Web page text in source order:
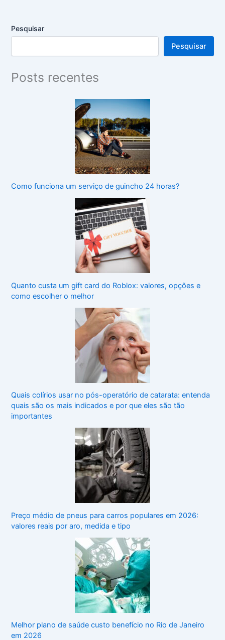
Pesquisar
Pesquisar
Posts recentes
Como funciona um serviço de guincho 24 horas?
Quanto custa um gift card do Roblox: valores, opções e
como escolher o melhor
Quais colírios usar no pós-operatório de catarata: entenda
quais são os mais indicados e por que eles são tão
importantes
Preço médio de pneus para carros populares em 2026:
valores reais por aro, medida e tipo
Melhor plano de saúde custo benefício no Rio de Janeiro
em 2026